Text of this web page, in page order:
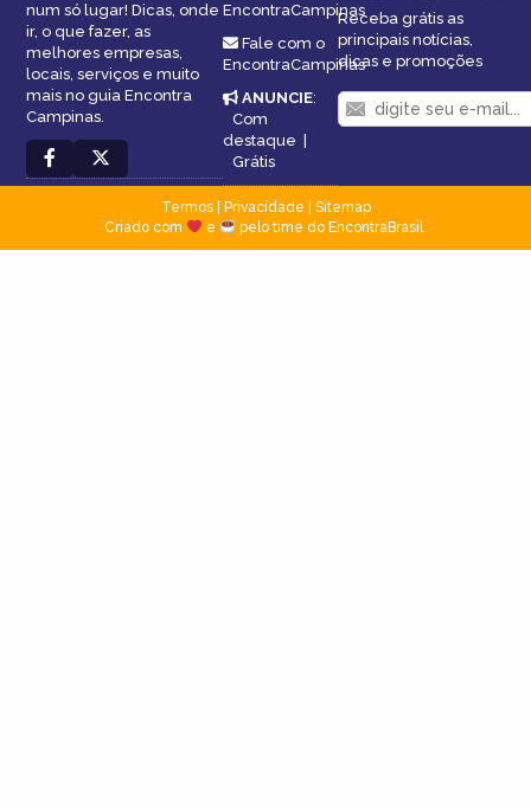
num só lugar! Dicas, onde
ir, o que fazer, as
melhores empresas,
locais, serviços e muito
mais no guia Encontra
Campinas.
EncontraCampinas
Fale com o
EncontraCampinas
ANUNCIE:
Com
destaque
Grátis
Receba grátis as
principais notícias,
dicas e promoções
Termos| Privacidade
Sitemap
Criado com
e pelo time do EncontraBrasil